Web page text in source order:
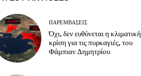
ΠΑΡΕΜΒΑΣΕΙΣ
Όχι, δεν ευθύνεται η κλιματική
κρίση για τις πυρκαγιές, του
Φάμπιαν Δημητρίου